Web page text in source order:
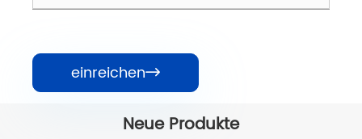
einreichen
Neue Produkte